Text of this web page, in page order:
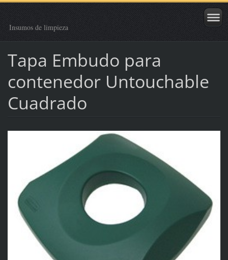
Insumos de limpieza
Tapa Embudo para
contenedor Untouchable
Cuadrado